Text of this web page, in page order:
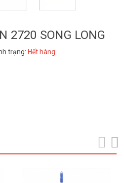
2720 SONG LONG
trạng: Hết hàng